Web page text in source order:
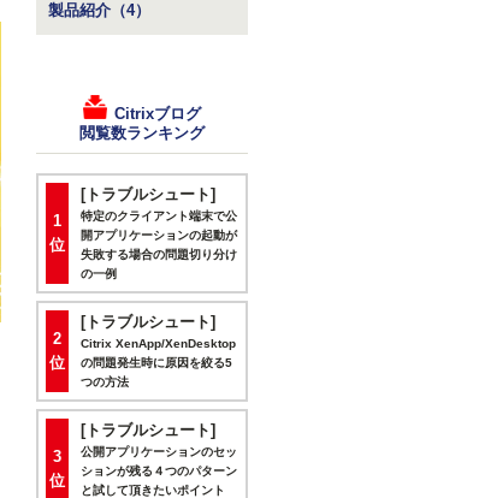
製品紹介（4）
Citrixブログ
閲覧数ランキング
1
位
[トラブルシュート]
特定のクライアント端末で公
開アプリケーションの起動が
失敗する場合の問題切り分け
の一例
2
位
[トラブルシュート]
Citrix XenApp/XenDesktop
の問題発生時に原因を絞る5
つの方法
3
位
[トラブルシュート]
公開アプリケーションのセッ
ションが残る４つのパターン
と試して頂きたいポイント